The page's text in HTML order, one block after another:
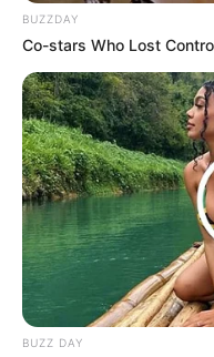
BUZZDAY
Co-stars Who Lost
BUZZ DAY